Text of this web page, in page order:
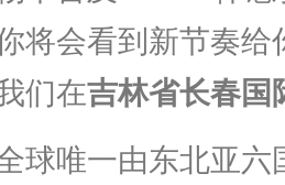
将会看到新节奏
们在吉林省长春国
球唯一由东北亚